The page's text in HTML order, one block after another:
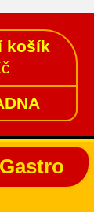
košík
Gastro